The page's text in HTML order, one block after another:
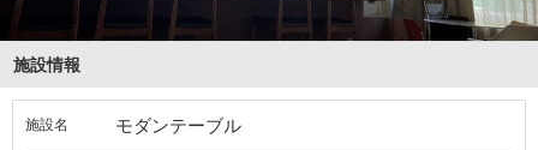
施設情報
施設名 モダンテーブル